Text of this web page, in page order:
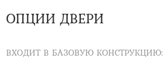
ОПЦИИ ДВЕРИ
ВХОДИТ В БАЗОВУЮ КОНСТРУКЦИЮ: